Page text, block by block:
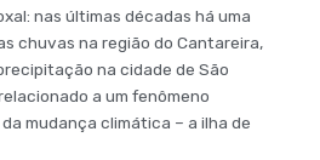
nas últimas décadas há uma
chuvas na região do Cantareira,
na cidade de São
a um fenômeno
mudança climática – a ilha de